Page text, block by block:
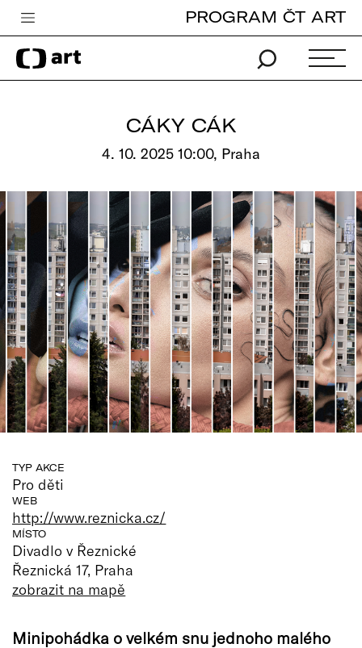
Česká televize
Zpravodajství
Pro děti
edu
Vše o ČT
PROGRAM ČT ART
CÁKY CÁK
4. 10. 2025 10:00, Praha
TYP AKCE
Pro děti
WEB
http://www.reznicka.cz/
MÍSTO
Divadlo v Řeznické
Řeznická 17, Praha
zobrazit na mapě
Minipohádka o velkém snu jednoho malého